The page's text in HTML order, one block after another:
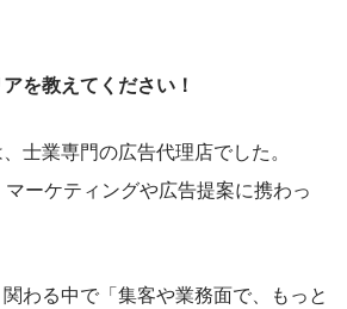
を教えてください！
士業専門の広告代理店でした。
ーケティングや広告提案に携わっ
わる中で「集客や業務面で、もっと